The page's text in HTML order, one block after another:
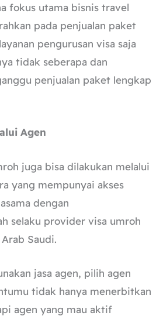
fokus utama bisnis travel
pada penjualan paket
pengurusan visa saja
tidak seberapa dan
penjualan paket lengkap
Agen
juga bisa dilakukan melalui
yang mempunyai akses
dengan
selaku provider visa umroh
Saudi.
jasa agen, pilih agen
tidak hanya menerbitkan
agen yang mau aktif